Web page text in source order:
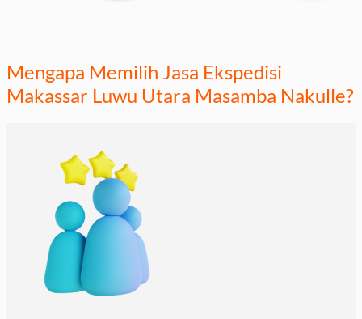
Mengapa Memilih Jasa Ekspedisi
Makassar Luwu Utara Masamba Nakulle?